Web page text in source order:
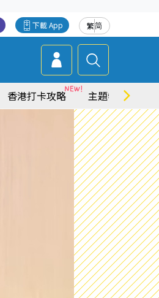
繁简
下載 App
香港打卡攻略 主題特集